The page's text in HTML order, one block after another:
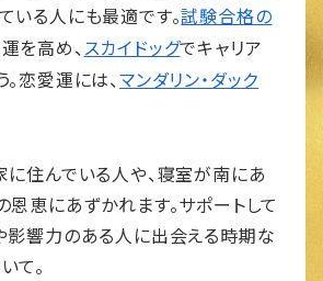
いる人にも最適です。試験合格の
を高め、スカイドッグでキャリア
恋愛運には、マンダリン・ダック
に住んでいる人や、寝室が南にあ
恩恵にあずかれます。サポートして
影響力のある人に出会える時期な
て。